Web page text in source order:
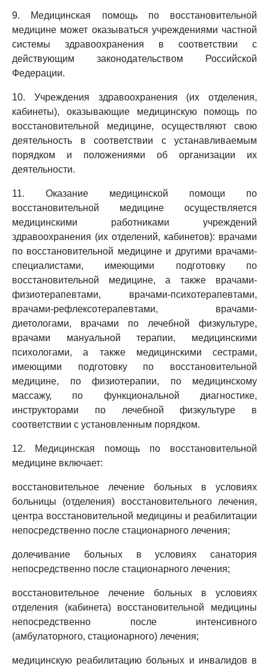
9. Медицинская помощь по восстановительной
медицине может оказываться учреждениями частной
системы здравоохранения в соответствии с
действующим законодательством Российской
Федерации.
10. Учреждения здравоохранения (их отделения,
кабинеты), оказывающие медицинскую помощь по
восстановительной медицине, осуществляют свою
деятельность в соответствии с устанавливаемым
порядком и положениями об организации их
деятельности.
11. Оказание медицинской помощи по
восстановительной медицине осуществляется
медицинскими работниками учреждений
здравоохранения (их отделений, кабинетов): врачами
по восстановительной медицине и другими врачами-
специалистами, имеющими подготовку по
восстановительной медицине, а также врачами-
физиотерапевтами, врачами-психотерапевтами,
врачами-рефлексотерапевтами, врачами-
диетологами, врачами по лечебной физкультуре,
врачами мануальной терапии, медицинскими
психологами, а также медицинскими сестрами,
имеющими подготовку по восстановительной
медицине, по физиотерапии, по медицинскому
массажу, по функциональной диагностике,
инструкторами по лечебной физкультуре в
соответствии с установленным порядком.
12. Медицинская помощь по восстановительной
медицине включает:
восстановительное лечение больных в условиях
больницы (отделения) восстановительного лечения,
центра восстановительной медицины и реабилитации
непосредственно после стационарного лечения;
долечивание больных в условиях санатория
непосредственно после стационарного лечения;
восстановительное лечение больных в условиях
отделения (кабинета) восстановительной медицины
непосредственно после интенсивного
(амбулаторного, стационарного) лечения;
медицинскую реабилитацию больных и инвалидов в